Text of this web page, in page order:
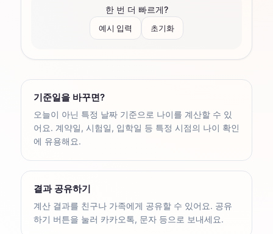
한 번 더 빠르게?
예시 입력 초기화
기준일을 바꾸면?
오늘이 아닌 특정 날짜 기준으로 나이를 계산할 수 있
어요. 계약일, 시험일, 입학일 등 특정 시점의 나이 확인
에 유용해요.
결과 공유하기
계산 결과를 친구나 가족에게 공유할 수 있어요. 공유
하기 버튼을 눌러 카카오톡, 문자 등으로 보내세요.